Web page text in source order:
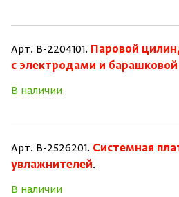
Арт. B-2204101. Паровой
с электродами и барашковой
В наличии
Арт. B-2526201. Системная
увлажнителей.
В наличии